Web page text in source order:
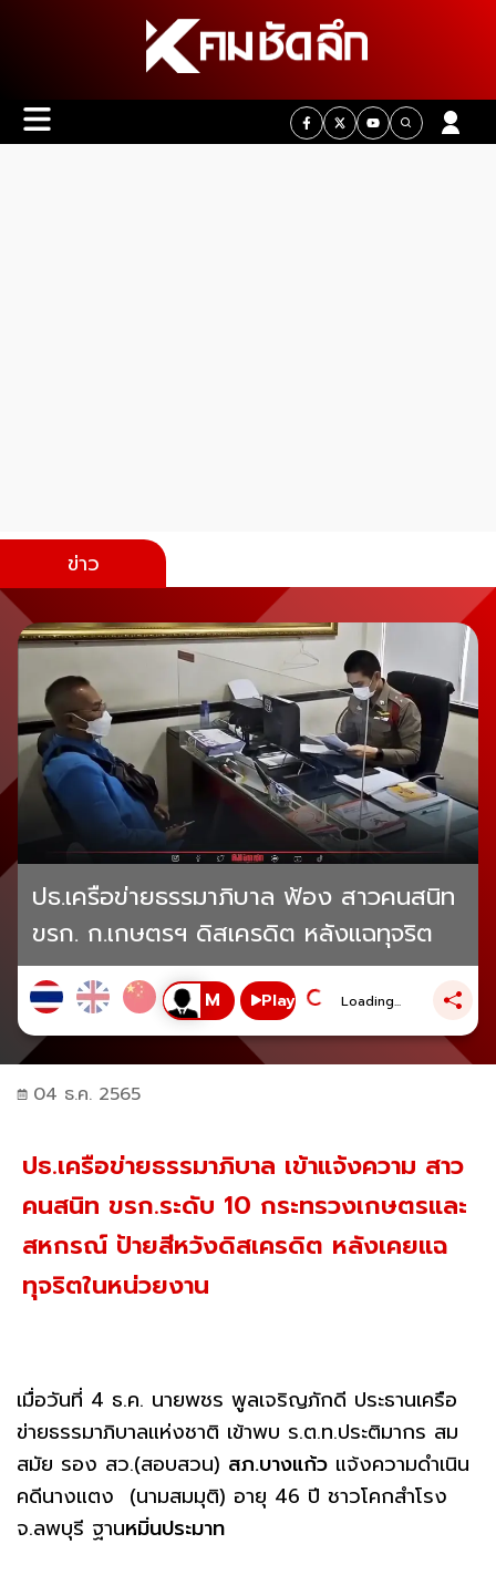
ข่าว
ปธ.เครือข่ายธรรมาภิบาล ฟ้อง สาวคนสนิท
ขรก. ก.เกษตรฯ ดิสเครดิต หลังแฉทุจริต
Play Loading...
04 ธ.ค. 2565
ปธ.เครือข่ายธรรมาภิบาล เข้าแจ้งความ สาว
คนสนิท ขรก.ระดับ 10 กระทรวงเกษตรและ
สหกรณ์ ป้ายสีหวังดิสเครดิต หลังเคยแฉ
ทุจริตในหน่วยงาน
เมื่อวันที่ 4 ธ.ค. นายพชร พูลเจริญภักดี ประธานเครือ
ข่ายธรรมาภิบาลแห่งชาติ เข้าพบ ร.ต.ท.ประติมากร สม
สมัย รอง สว.(สอบสวน) สภ.บางแก้ว แจ้งความดำเนิน
คดีนางแตง (นามสมมุติ) อายุ 46 ปี ชาวโคกสำโรง
จ.ลพบุรี ฐานหมิ่นประมาท